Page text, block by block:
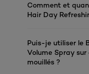
Comment et
Hair Day
Puis-je utiliser le
Volume Spray
mouillés ?